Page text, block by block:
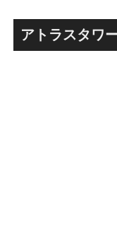
テル温浴棟」2026
設状況！！天然温泉
育て・ペット関連の
アトラスタワ